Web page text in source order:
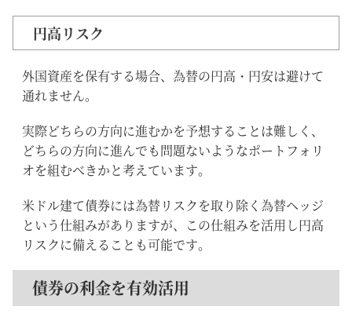
円高リスク
外国資産を保有する場合、為替の円高・円安は避けて
通れません。
実際どちらの方向に進むかを予想することは難しく、
どちらの方向に進んでも問題ないようなポートフォリ
オを組むべきかと考えています。
米ドル建て債券には為替リスクを取り除く為替ヘッジ
という仕組みがありますが、この仕組みを活用し円高
リスクに備えることも可能です。
債券の利金を有効活用